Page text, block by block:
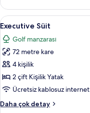
fazla
detay
Executive
Süit
için
tüm
fotoğrafları
görün
6
Executive Süit
Golf manzarası
72 metre kare
4 kişilik
2 çift Kişilik Yatak
Ücretsiz kablosuz internet
Daha çok detay
Executive